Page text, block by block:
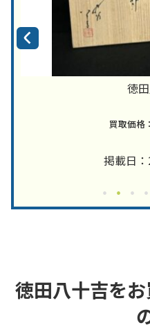
徳
掲載日
徳田八十吉を